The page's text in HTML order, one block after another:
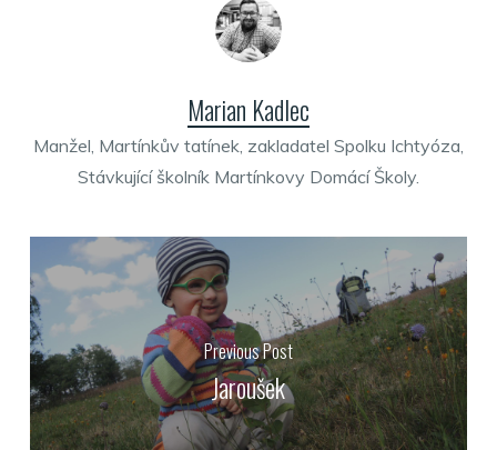
Marian Kadlec
Manžel, Martínkův tatínek, zakladatel Spolku Ichtyóza,
Stávkující školník Martínkovy Domácí Školy.
Previous Post
Jaroušek